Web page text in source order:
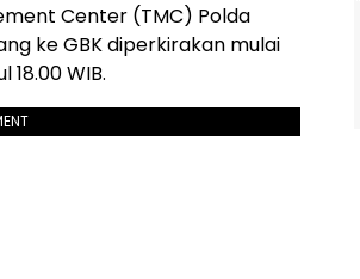
Center (TMC) Polda
ke GBK diperkirakan mulai
WIB.